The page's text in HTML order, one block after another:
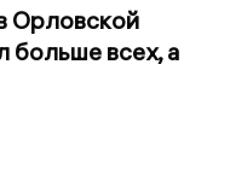
Орловской
больше всех, а